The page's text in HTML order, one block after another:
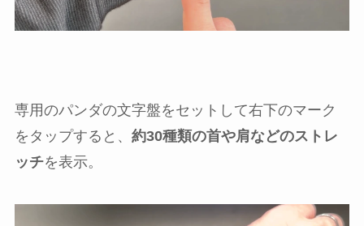
専用のパンダの文字盤をセットして右下のマーク
をタップすると、 約30種類の首や肩などのストレ
ッチを表示。